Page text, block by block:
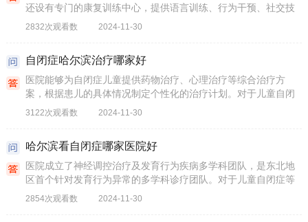
还设有专门的康复训练中心，提供语言训练、行为干预、社交技
能训练等康复服务。
2832次观看数 2024-11-30
自闭症哈尔滨治疗哪家好
医院能够为自闭症儿童提供药物治疗、心理治疗等综合治疗方
案，根据患儿的具体情况制定个性化的治疗计划。对于儿童自闭
症等发育行为疾病，能够开展多学科研究，提供科学精准的诊疗
3122次观看数 2024-11-30
哈尔滨看自闭症哪家医院好
医院成立了神经调控治疗及发育行为疾病多学科团队，是东北地
区首个针对发育行为异常的多学科诊疗团队。对于儿童自闭症等
发育行为疾病，能够开展多学科研究，提供科学精准的诊疗。
2854次观看数 2024-11-30